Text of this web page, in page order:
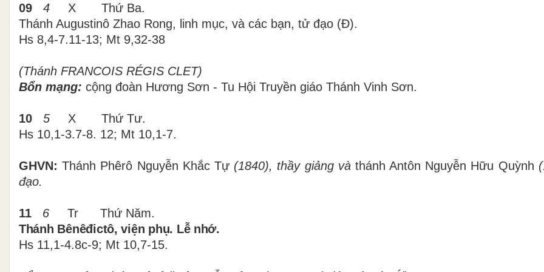
09 4 X Thứ Ba.
Thánh Augustinô Zhao Rong, linh mục, và các bạn, tử đạo (Đ).
Hs 8,4-7.11-13; Mt 9,32-38
(Thánh FRANCOIS RÉGIS CLET)
Bổn mạng: cộng đoàn Hương Sơn - Tu Hội Truyền giáo Thánh Vinh Sơn.
10 5 X Thứ Tư.
Hs 10,1-3.7-8. 12; Mt 10,1-7.
GHVN:Thánh Phêrô Nguyễn Khắc Tự(1840), thầy giảng và thánh Antôn Nguyễn Hữu Quỳnh
đạo.
11 6 Tr Thứ Năm.
Thánh Bênêđictô, viện phụ. Lễ nhớ.
Hs 11,1-4.8c-9; Mt 10,7-15.